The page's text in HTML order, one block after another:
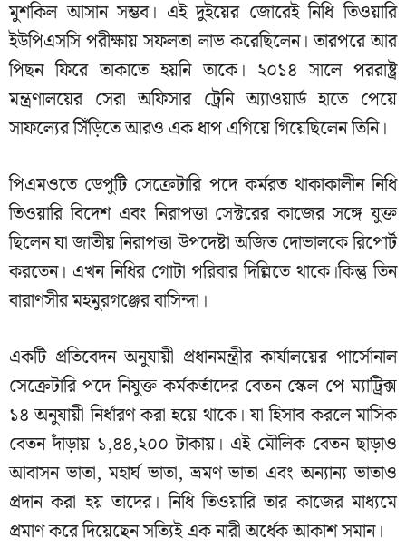
মুশকিল আসান সম্ভব। এই দুইয়ের জোরেই নিধি তিওয়ারি
ইউপিএসসি পরীক্ষায় সফলতা লাভ করেছিলেন। তারপরে আর
পিছন ফিরে তাকাতে হয়নি তাকে। ২০১৪ সালে পররাষ্ট্র
মন্ত্রণালয়ের সেরা অফিসার ট্রেনি অ্যাওয়ার্ড হাতে পেয়ে
সাফল্যের সিঁড়িতে আরও এক ধাপ এগিয়ে গিয়েছিলেন তিনি।
পিএমওতে ডেপুটি সেক্রেটারি পদে কর্মরত থাকাকালীন নিধি
তিওয়ারি বিদেশ এবং নিরাপত্তা সেক্টরের কাজের সঙ্গে যুক্ত
ছিলেন যা জাতীয় নিরাপত্তা উপদেষ্টা অজিত দোভালকে রিপোর্ট
করতেন। এখন নিধির গোটা পরিবার দিল্লিতে থাকে।কিন্তু তিন
বারাণসীর মহমুরগঞ্জের বাসিন্দা।
একটি প্রতিবেদন অনুযায়ী প্রধানমন্ত্রীর কার্যালয়ের পার্সোনাল
সেক্রেটারি পদে নিযুক্ত কর্মকর্তাদের বেতন স্কেল পে ম্যাট্রিক্স
১৪ অনুযায়ী নির্ধারণ করা হয়ে থাকে। যা হিসাব করলে মাসিক
বেতন দাঁড়ায় ১,৪৪,২০০ টাকায়। এই মৌলিক বেতন ছাড়াও
আবাসন ভাতা, মহার্ঘ ভাতা, ভ্রমণ ভাতা এবং অন্যান্য ভাতাও
প্রদান করা হয় তাদের। নিধি তিওয়ারি তার কাজের মাধ্যমে
প্রমাণ করে দিয়েছেন সত্যিই এক নারী অর্ধেক আকাশ সমান।